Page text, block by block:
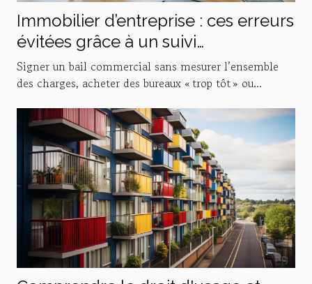
Immobilier d’entreprise : ces erreurs
évitées grâce à un suivi
personnalisé
Signer un bail commercial sans mesurer l’ensemble
des charges, acheter des bureaux « trop tôt » ou...